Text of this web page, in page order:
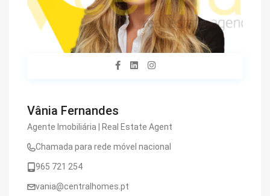
Vânia Fernandes
Agente Imobiliária | Real Estate Agent
Chamada para rede móvel nacional
965 721 254
vania@centralhomes.pt